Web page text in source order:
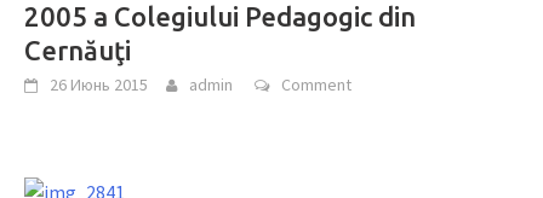
2005 a Colegiului Pedagogic din
Cernăuţi
26 Июнь 2015 admin Comment